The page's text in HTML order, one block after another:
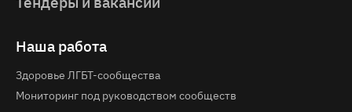
Наша работа
Здоровье ЛГБТ-сообщества
Мониторинг под руководством сообществ